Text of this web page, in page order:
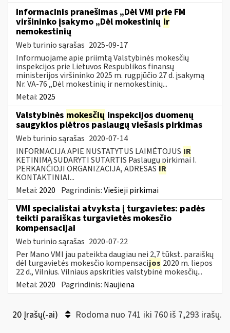
Informacinis pranešimas „Dėl VMI prie FM
viršininko įsakymo „Dėl mokestinių ir
nemokestinių
Web turinio sąrašas 2025-09-17
Informuojame apie priimtą Valstybinės mokesčių
inspekcijos prie Lietuvos Respublikos finansų
ministerijos viršininko 2025 m. rugpjūčio 27 d. įsakymą
Nr. VA-76 „Dėl mokestinių ir nemokestinių...
Metai: 2025
Valstybinės mokesčių inspekcijos duomenų
saugyklos plėtros paslaugų viešasis pirkimas
Web turinio sąrašas 2020-07-14
INFORMACIJA APIE NUSTATYTUS LAIMĖTOJUS IR
KETINIMĄ SUDARYTI SUTARTIS Paslaugų pirkimai I.
PERKANČIOJI ORGANIZACIJA, ADRESAS IR
KONTAKTINIAI...
Metai: 2020 Pagrindinis:Viešieji pirkimai
VMI specialistai atvyksta į turgavietes: padės
teikti paraiškas turgavietės mokesčio
kompensacijai
Web turinio sąrašas 2020-07-22
Per Mano VMI jau pateikta daugiau nei 2,7 tūkst. paraiškų
dėl turgavietės mokesčio kompensacijos 2020 m. liepos
22 d., Vilnius. Vilniaus apskrities valstybinė mokesčių...
Metai: 2020 Pagrindinis: Naujiena
20 Įrašų(-ai) Rodoma nuo 741 iki 760 iš 7,293 irašų.